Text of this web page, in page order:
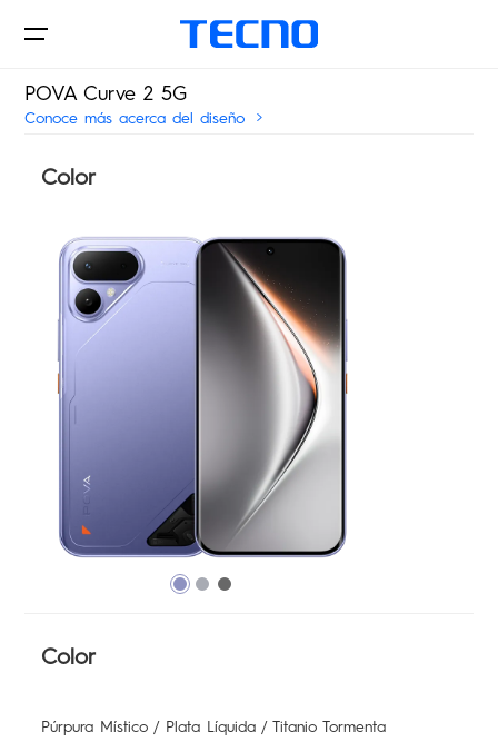
Phone
CAMON
Todos los modelos
ShotOnCAMON
Tienda en línea
POVA Curve 2 5G
Conoce más acerca del diseño
Color
Color
Púrpura Místico / Plata Líquida / Titanio Tormenta